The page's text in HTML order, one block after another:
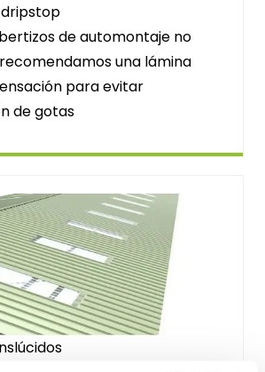
de automontaje no
una lámina
para evitar
de gotas